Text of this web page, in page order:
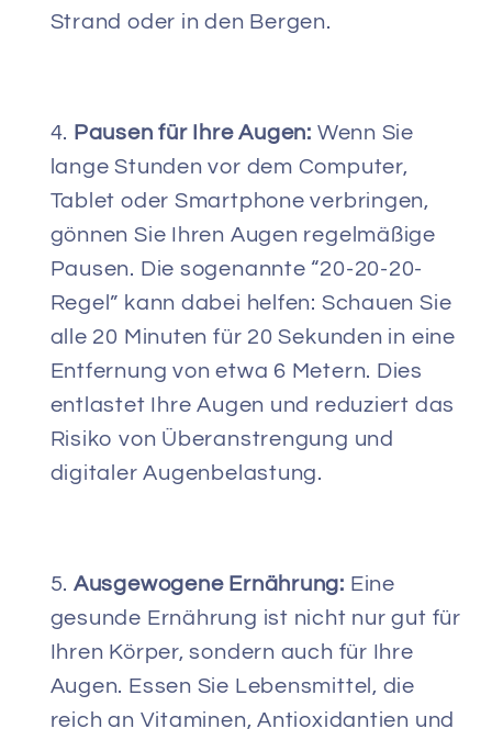
Strand oder in den Bergen.
Pausen für Ihre Augen: Wenn Sie
lange Stunden vor dem Computer,
Tablet oder Smartphone verbringen,
gönnen Sie Ihren Augen regelmäßige
Pausen. Die sogenannte “20-20-20-
Regel” kann dabei helfen: Schauen Sie
alle 20 Minuten für 20 Sekunden in eine
Entfernung von etwa 6 Metern. Dies
entlastet Ihre Augen und reduziert das
Risiko von Überanstrengung und
digitaler Augenbelastung.
Ausgewogene Ernährung: Eine
gesunde Ernährung ist nicht nur gut für
Ihren Körper, sondern auch für Ihre
Augen. Essen Sie Lebensmittel, die
reich an Vitaminen, Antioxidantien und